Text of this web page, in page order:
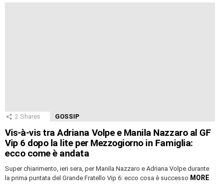
2 Shares GOSSIP
Vis-à-vis tra Adriana Volpe e Manila Nazzaro al GF
Vip 6 dopo la lite per Mezzogiorno in Famiglia:
ecco come è andata
Super chiarimento, ieri sera, per Manila Nazzaro e Adriana Volpe durante
la prima puntata del Grande Fratello Vip 6: ecco cosa è successo MORE